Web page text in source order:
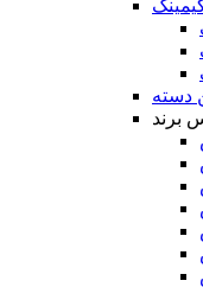
دسته
برند